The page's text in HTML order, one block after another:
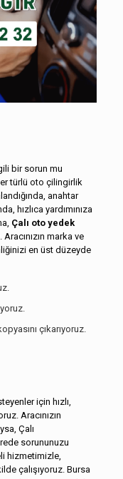
bir sorun mu
türlü oto çilingirlik
anahtar
hızlıca yardımınıza
Çalı oto yedek
marka ve
en üst düzeyde
çıkarıyoruz.
için hızlı,
Aracınızın
Çalı
sorununuzu
hizmetimizle,
çalışıyoruz. Bursa